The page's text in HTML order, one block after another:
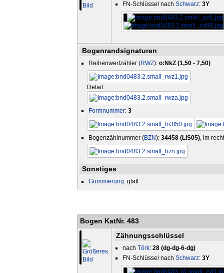
FN-Schlüssel nach Schwarz: 3Y
Bogenrandsignaturen
Reihenwertzähler (RWZ): o:NkZ (1,50 - 7,50)
Detail:
Formnummer: 3
Bogenzählnummer (BZN): 34458 (LIS05), im
Sonstiges
Gummierung: glatt
Bogen KatNr. 483
Zähnungsschlüssel
nach Törk: 28 (dg-dg-6-dg)
FN-Schlüssel nach Schwarz: 3Y